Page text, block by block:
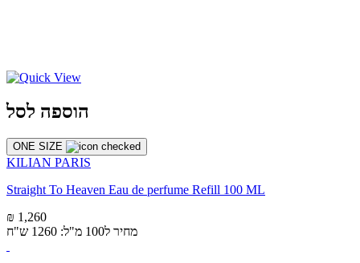
הוספה לסל
ONE SIZE
KILIAN PARIS
Straight To Heaven Eau de perfume Refill 100 ML
₪ 1,260
מחיר ל100 מ"ל: 1260 ש"ח